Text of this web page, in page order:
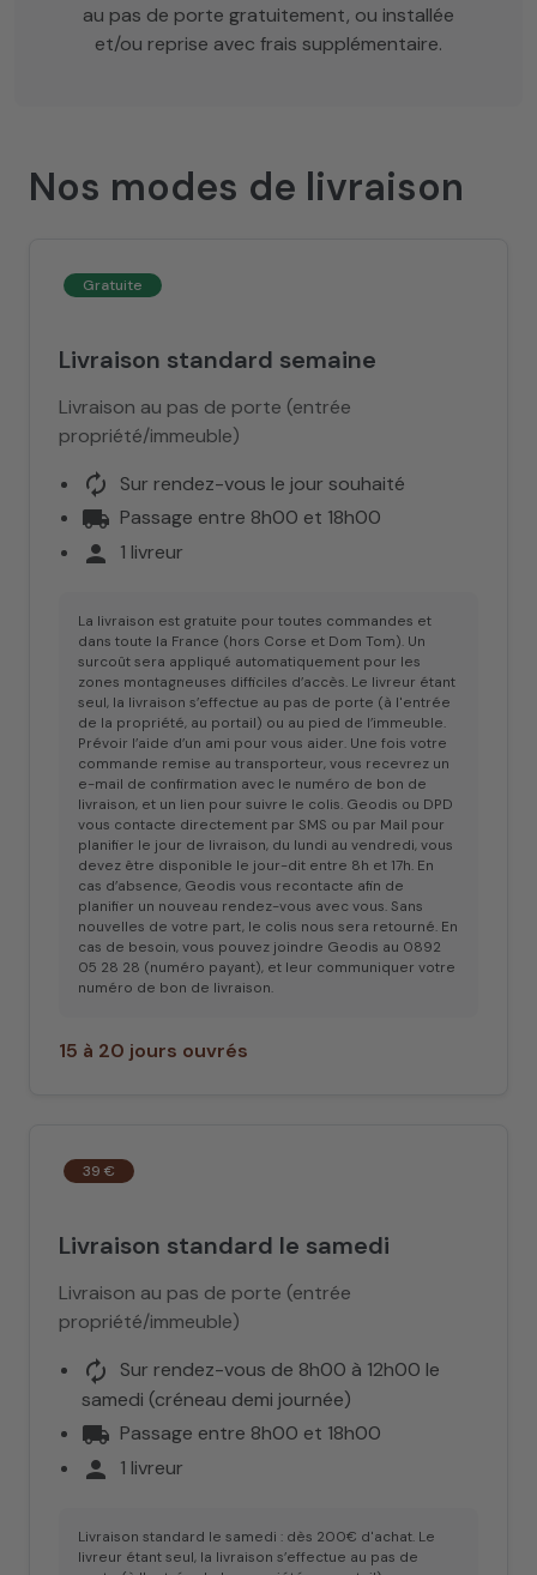
au pas de porte gratuitement, ou installée
et/ou reprise avec frais supplémentaire.
Nos modes de livraison
Gratuite
Livraison standard semaine
Livraison au pas de porte (entrée
propriété/immeuble)
autorenew Sur rendez-vous le jour souhaité
local_shipping Passage entre 8h00 et 18h00
person 1 livreur
La livraison est gratuite pour toutes commandes et
dans toute la France (hors Corse et Dom Tom). Un
surcoût sera appliqué automatiquement pour les
zones montagneuses difficiles d’accès. Le livreur étant
seul, la livraison s’effectue au pas de porte (à l'entrée
de la propriété, au portail) ou au pied de l’immeuble.
Prévoir l’aide d’un ami pour vous aider. Une fois votre
commande remise au transporteur, vous recevrez un
e-mail de confirmation avec le numéro de bon de
livraison, et un lien pour suivre le colis. Geodis ou DPD
vous contacte directement par SMS ou par Mail pour
planifier le jour de livraison, du lundi au vendredi, vous
devez être disponible le jour-dit entre 8h et 17h. En
cas d’absence, Geodis vous recontacte afin de
planifier un nouveau rendez-vous avec vous. Sans
nouvelles de votre part, le colis nous sera retourné. En
cas de besoin, vous pouvez joindre Geodis au 0892
05 28 28 (numéro payant), et leur communiquer votre
numéro de bon de livraison.
15 à 20 jours ouvrés
39 €
Livraison standard le samedi
Livraison au pas de porte (entrée
propriété/immeuble)
autorenew
Sur rendez-vous de 8h00 à 12h00 le
samedi (créneau demi journée)
local_shipping Passage entre 8h00 et 18h00
person 1 livreur
Livraison standard le samedi : dès 200€ d'achat. Le
livreur étant seul, la livraison s’effectue au pas de